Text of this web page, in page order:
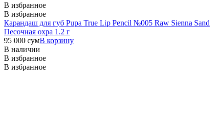
В избранное
В избранное
Карандаш для губ Pupa True Lip Pencil №005 Raw Sienna Sand
Песочная охра 1.2 г
95 000 сумВ корзину
В наличии
В избранное
В избранное